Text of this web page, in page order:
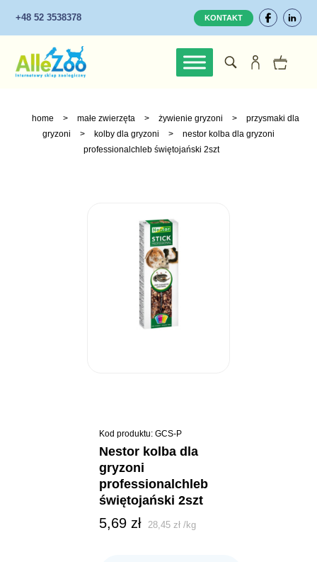
+48 52 3538378 KONTAKT
home > małe zwierzęta > żywienie gryzoni >
przysmaki dla
gryzoni
> kolby dla gryzoni >
nestor kolba dla gryzoni
professionalchleb świętojański 2szt
Kod produktu: GCS-P
nestor kolba dla
gryzoni
professionalchleb
świętojański 2szt
5,69 zł 28,45zł /kg